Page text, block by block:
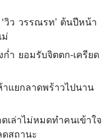
วิว วรรณรท’ ต้นปีหน้า
ม่
ก่ำ ยอมรับจิตตก-เครียด
าแยกลาดพร้าวไปนาน
เล่าไม่หมดทำคนเข้าใจ
ดสถานะ